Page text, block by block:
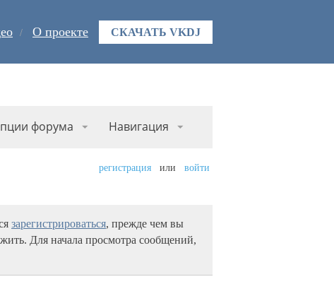
О проекте СКАЧАТЬ VKDJ
форума Навигация
регистрация или войти
зарегистрироваться, прежде чем вы
Для начала просмотра сообщений,